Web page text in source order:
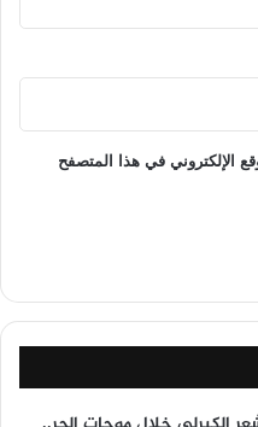
الإلكتروني في هذا المتصفح